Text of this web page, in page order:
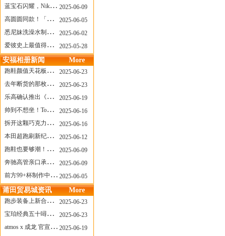
蓝宝石闪耀，Nike Air Max DN8 华丽变身
2025-06-09
高圆圆同款！「赤足New Balance」新联名曝光，铺货了
2025-06-05
悉尼妹洗澡水制成肥皂开启售卖！男粉：这肥皂能吃吗？
2025-06-02
爱彼史上最值得看的大展！揭秘150年传奇制表背后
2025-05-28
安福相册新闻 More
跑鞋颜值天花板？日常也能帅一脸
2025-06-23
去年断货的那枚表， CASIO指环表又要发售了
2025-06-23
乐高确认推出《哥斯拉》积木，这设计也太酷了！
2025-06-19
帅到不想坐！Tom Sachs x Helinox 这把露营椅太炸了
2025-06-16
拆开这颗巧克力，居然是皮卡丘？
2025-06-16
本田超跑刷新纪录了！700万元成交价
2025-06-12
跑鞋也要够潮！昂跑 x Slam Jam 联名即将发售
2025-06-09
奔驰高管亲口承认：电动G级，完全失败了！
2025-06-09
前方99+杯制作中！「爷爷不泡茶」苹果狗、桃桃喵，今夏顶流潮饮！
2025-06-05
莆田贸易城资讯 More
跑步装备上新合集，最近有什么可以关注的呢？
2025-06-23
宝珀经典五十噚家族再添新员 适配所有腕围的38mm小表径腕表亮相
2025-06-23
atmos x 成龙 官宣，《警察故事》联名短袖公布！
2025-06-19